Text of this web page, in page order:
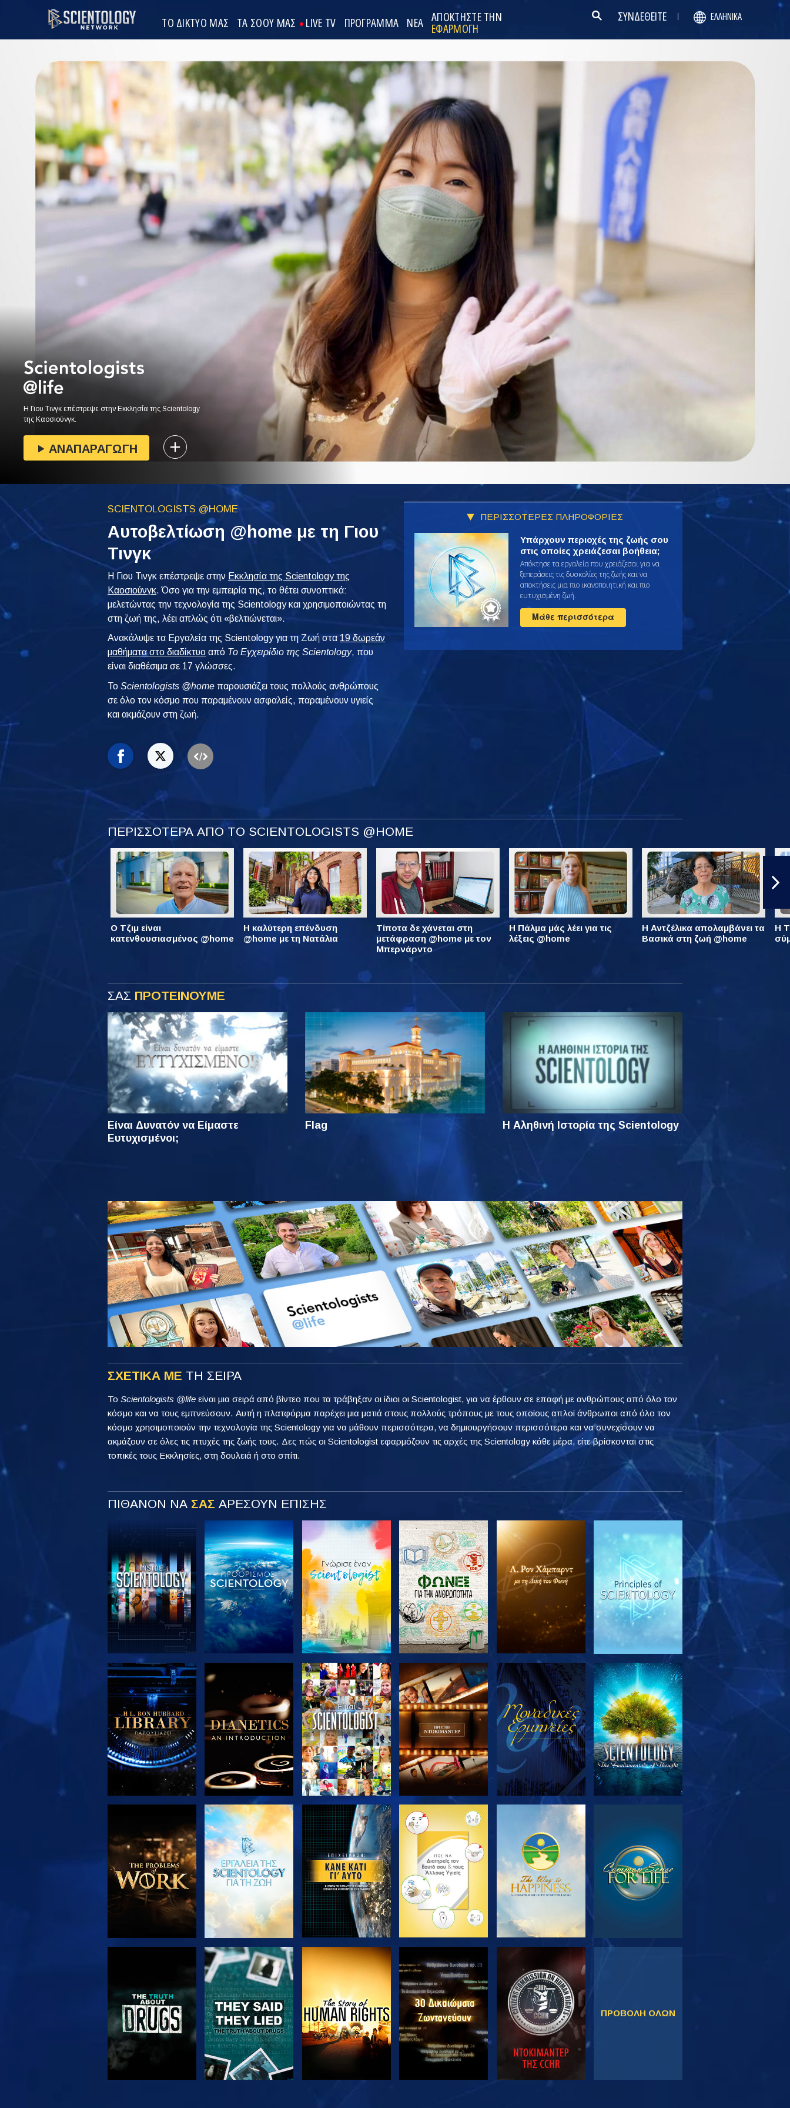
ΤΟ ΔΙΚΤΥΟ ΜΑΣ ΤΑ ΣΟΟΥ ΜΑΣ LIVE TV ΠΡΟΓΡΑΜΜΑ ΝΕΑ ΑΠΟΚΤΗΣΤΕ ΤΗΝ
ΕΦΑΡΜΟΓΗ
ΣΥΝΔΕΘΕΙΤΕ ΕΛΛΗΝΙΚΆ
Η Γιου Τινγκ επέστρεψε στην Εκκλησία της Scientology
της Καοσιούνγκ.
ΑΝΑΠΑΡΑΓΩΓΗ
SCIENTOLOGISTS @HOME
Αυτοβελτίωση @home με τη Γιου
Τινγκ
Η Γιου Τινγκ επέστρεψε στην Εκκλησία της Scientology της
Καοσιούνγκ. Όσο για την εμπειρία της, το θέτει συνοπτικά:
μελετώντας την τεχνολογία της Scientology και χρησιμοποιώντας τη
στη ζωή της, λέει απλώς ότι «βελτιώνεται».
Ανακάλυψε τα Εργαλεία της Scientology για τη Ζωή στα 19 δωρεάν
μαθήματα στο διαδίκτυο από Το Εγχειρίδιο της Scientology, που
είναι διαθέσιμα σε 17 γλώσσες.
ToScientologists @home παρουσιάζει τους πολλούς ανθρώπους
σε όλο τον κόσμο που παραμένουν ασφαλείς, παραμένουν υγιείς
και ακμάζουν στη ζωή.
ΠΕΡΙΣΣΟΤΕΡΕΣ ΠΛΗΡΟΦΟΡΙΕΣ
Υπάρχουν περιοχές της ζωής σου
στις οποίες χρειάζεσαι βοήθεια;
Απόκτησε τα εργαλεία που χρειάζεσαι για να
ξεπεράσεις τις δυσκολίες της ζωής και να
αποκτήσεις μια πιο ικανοποιητική και πιο
ευτυχισμένη ζωή.
Μάθε περισσότερα
ΠΕΡΙΣΣΟΤΕΡΑ ΑΠΟ ΤΟ SCIENTOLOGISTS @HOME
Ο Τζιμ είναι
κατενθουσιασμένος @home
Η καλύτερη επένδυση
@home με τη Νατάλια
Τίποτα δε χάνεται στη
μετάφραση @home με τον
Μπερνάρντο
Η Πάλμα μάς λέει για τις
λέξεις @home
Η Αντζέλικα απολαμβάνει τα
Βασικά στη ζωή @home
Η
ΣΑΣ ΠΡΟΤΕΙΝΟΥΜΕ
Είναι Δυνατόν να Είμαστε
Ευτυχισμένοι;
Flag Η Αληθινή Ιστορία της Scientology
ΣΧΕΤΙΚΑ ΜΕ ΤΗ ΣΕΙΡΑ
Το Scientologists @life είναι μια σειρά από βίντεο που τα τράβηξαν οι ίδιοι οι Scientologist, για να έρθουν σε επαφή με ανθρώπους από όλο τον
κόσμο και να τους εμπνεύσουν. Αυτή η πλατφόρμα παρέχει μια ματιά στους πολλούς τρόπους με τους οποίους απλοί άνθρωποι από όλο τον
κόσμο χρησιμοποιούν την τεχνολογία της Scientology για να μάθουν περισσότερα, να δημιουργήσουν περισσότερα και να συνεχίσουν να
ακμάζουν σε όλες τις πτυχές της ζωής τους. Δες πώς οι Scientologist εφαρμόζουν τις αρχές της Scientology κάθε μέρα, είτε βρίσκονται στις
τοπικές τους Εκκλησίες, στη δουλειά ή στο σπίτι.
ΠΙΘΑΝΟΝ ΝΑ ΣΑΣ ΑΡΕΣΟΥΝ ΕΠΙΣΗΣ
ΕΞΕΡΕΥΝΗΣΤΕ ΤΗ
ΣΕΙΡΑ
ΕΞΕΡΕΥΝΗΣΤΕ ΤΗ
ΣΕΙΡΑ
ΕΞΕΡΕΥΝΗΣΤΕ ΤΗ
ΣΕΙΡΑ
ΕΞΕΡΕΥΝΗΣΤΕ ΤΗ
ΣΕΙΡΑ
ΕΞΕΡΕΥΝΗΣΤΕ ΤΗ
ΣΕΙΡΑ
ΠΑΡΑΚΟΛΟΥΘΗΣΤΕ
ΕΞΕΡΕΥΝΗΣΤΕ ΤΗ
ΣΕΙΡΑ
ΠΑΡΑΚΟΛΟΥΘΗΣΤΕ
ΕΞΕΡΕΥΝΗΣΤΕ ΤΗ
ΣΕΙΡΑ
ΕΞΕΡΕΥΝΗΣΤΕ ΤΗ
ΣΕΙΡΑ
ΕΞΕΡΕΥΝΗΣΤΕ ΤΗ
ΣΕΙΡΑ
ΠΑΡΑΚΟΛΟΥΘΗΣΤΕ ΠΑΡΑΚΟΛΟΥΘΗΣΤΕ ΠΑΡΑΚΟΛΟΥΘΗΣΤΕ ΠΑΡΑΚΟΛΟΥΘΗΣΤΕ
ΠΡΟΒΟΛΗ ΟΛΩΝ